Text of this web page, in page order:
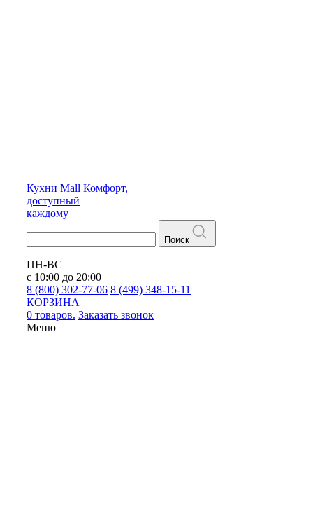
Кухни Mall Комфорт,
доступный
каждому
Поиск
ПН-ВС
с 10:00 до 20:00
8 (800) 302-77-06 8 (499) 348-15-11
КОРЗИНА
0 товаров. Заказать звонок
Меню